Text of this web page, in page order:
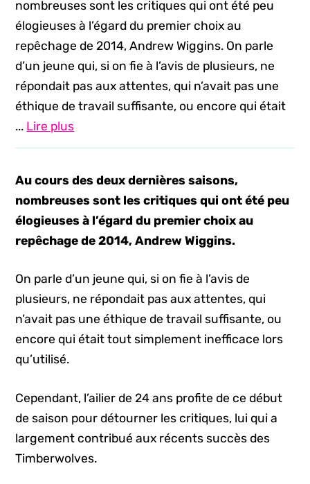
nombreuses sont les critiques qui ont été peu
élogieuses à l’égard du premier choix au
repêchage de 2014, Andrew Wiggins. On parle
d’un jeune qui, si on fie à l’avis de plusieurs, ne
répondait pas aux attentes, qui n’avait pas une
éthique de travail suffisante, ou encore qui était
... Lire plus
Au cours des deux dernières saisons,
nombreuses sont les critiques qui ont été peu
élogieuses à l’égard du premier choix au
repêchage de 2014, Andrew Wiggins.
On parle d’un jeune qui, si on fie à l’avis de
plusieurs, ne répondait pas aux attentes, qui
n’avait pas une éthique de travail suffisante, ou
encore qui était tout simplement inefficace lors
qu’utilisé.
Cependant, l’ailier de 24 ans profite de ce début
de saison pour détourner les critiques, lui qui a
largement contribué aux récents succès des
Timberwolves.